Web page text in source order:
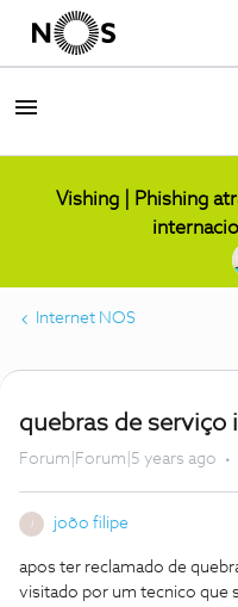
Vishing | Phishing
Internet NOS
quebras de serviço
Forum|Forum|5 years ago
joõo filipe
apos ter reclamado de
visitado por um tecnico que